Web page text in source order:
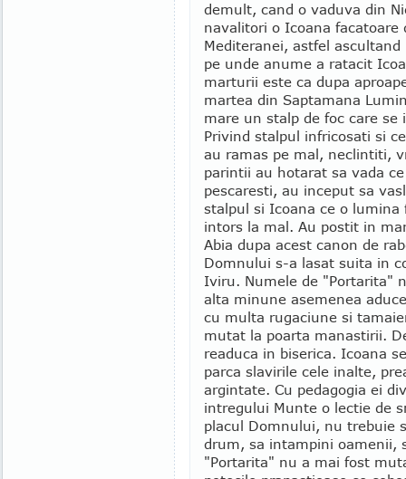
demult, cand o vaduva din
navalitori o Icoana
Mediteranei, astfel
pe unde anume a ratacit
marturii este ca dupa
martea din Saptamana
mare un stalp de foc care
Privind stalpul infricosati si
au ramas pe mal, neclintiti,
parintii au hotarat sa vada
pescaresti, au inceput sa
stalpul si Icoana ce o
intors la mal. Au postit in
Abia dupa acest canon de
Domnului s-a lasat suita in
Iviru. Numele de "Portarita"
alta minune asemenea
cu multa rugaciune si
mutat la poarta manastirii.
readuca in biserica. Icoana
parca slavirile cele inalte,
argintate. Cu pedagogia ei
intregului Munte o lectie de
placul Domnului, nu trebuie
drum, sa intampini oamenii,
"Portarita" nu a mai fost